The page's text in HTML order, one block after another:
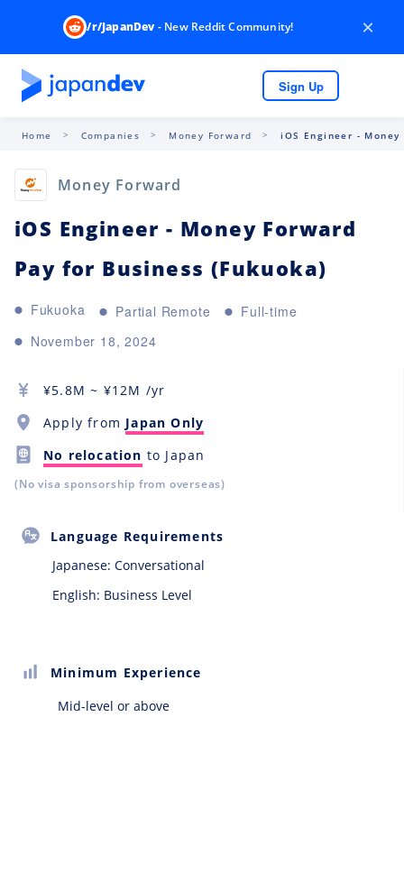
/r/JapanDev- New Reddit Community! ×
Sign Up
Home Companies Money Forward iOS Engineer -
Money Forward
iOS Engineer - Money Forward
Pay for Business (Fukuoka)
Fukuoka Partial Remote
Full-time
November 18, 2024
¥5.8M ~ ¥12M /yr
Apply from Japan Only
No relocation to Japan
(No visa sponsorship from overseas)
Language Requirements
Japanese: Conversational
English: Business Level
Minimum Experience
Mid-level or above